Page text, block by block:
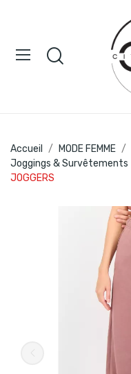
Accueil MODE FEMME
Joggings & Survêtements
JOGGERS